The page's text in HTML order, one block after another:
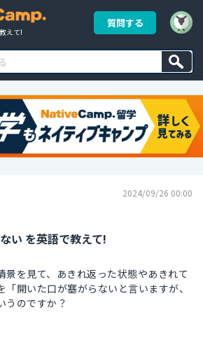
えて!
質問する
2024/09/26 00:00
い を英語で教えて!
景を見て、あきれ返った状態やあきれて
開いた口が塞がらないと言いますが、
うのですか？